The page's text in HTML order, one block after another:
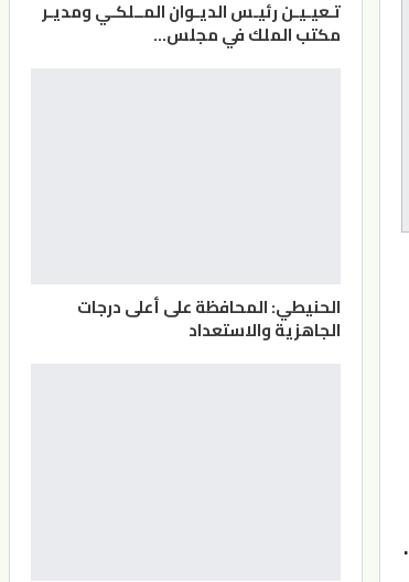
تـعيـيـن رئيـس الديـوان المــلكـي ومديـر
مكتب الملك في مجلس…
الحنيطي: المحافظة على أعلى درجات
الجاهزية والاستعداد